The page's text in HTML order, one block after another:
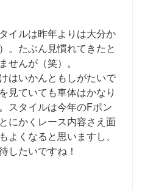
イルは昨年よりは大分か
。たぶん見慣れてきたと
せんが（笑）。
はいかんともしがたいで
見ていても車体はかなり
スタイルは今年のFポン
にかくレース内容さえ面
よくなると思いますし、
したいですね！